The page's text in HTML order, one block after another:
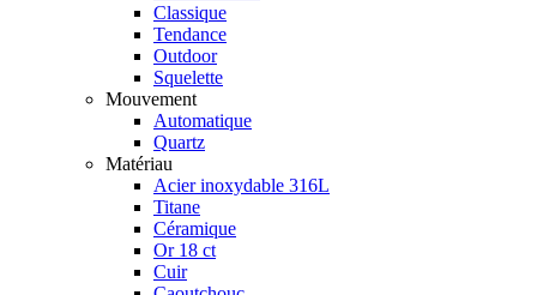
Classique
Tendance
Outdoor
Squelette
Mouvement
Automatique
Quartz
Matériau
Acier inoxydable 316L
Titane
Céramique
Or 18 ct
Cuir